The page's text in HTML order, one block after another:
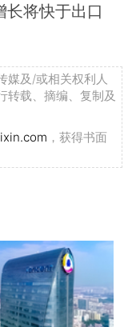
长将快于出口
媒及/或相关权利人
转载、摘编、复制及
，获得书面